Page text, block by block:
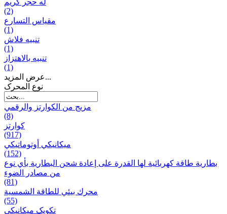
(2)
مقياس التسارع
(1)
تنبيه فلاش
(1)
تنبيه بالاهتزاز
(1)
عرض المزيد...
نوع المحرک
مزيج من الكوارتز والرقمي
(8)
كوارتز
(917)
ميكانيكي أوتوماتيكي
(152)
بطارية طاقة كهربائية لها القدرة على إعادة شحن البطارية بأي نوع
من مصادر الضوء
(81)
محرك بيئي للطاقة الشمسية
(55)
تکویک ميكانيكي